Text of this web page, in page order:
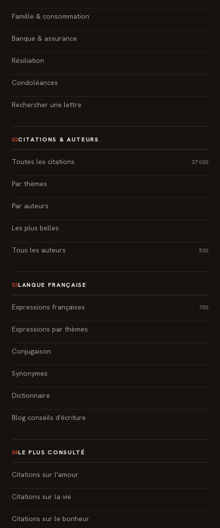
Famille & consommation
Banque & assurance
Résiliation
Condoléances
Rechercher une lettre
02CITATIONS & AUTEURS
Toutes les citations 37 000
Par thèmes
Par auteurs
Les plus belles
Tous les auteurs 500
03LANGUE FRANÇAISE
Expressions françaises 700
Expressions par thèmes
Conjugaison
Synonymes
Dictionnaire
Blog conseils d'écriture
04LE PLUS CONSULTÉ
Citations sur l'amour
Citations sur la vie
Citations sur le bonheur